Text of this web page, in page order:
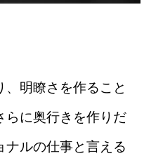
、明瞭さを作ること
らに奥行きを作りだ
ルの仕事と言える